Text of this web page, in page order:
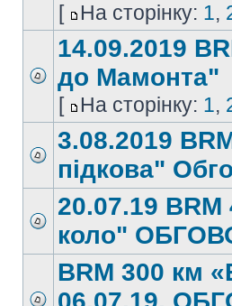
[ На сторінку: 1,
14.09.2019
до Мамонта"
[ На сторінку: 1,
3.08.2019
підкова"
20.07.19
коло"
BRM 300 км